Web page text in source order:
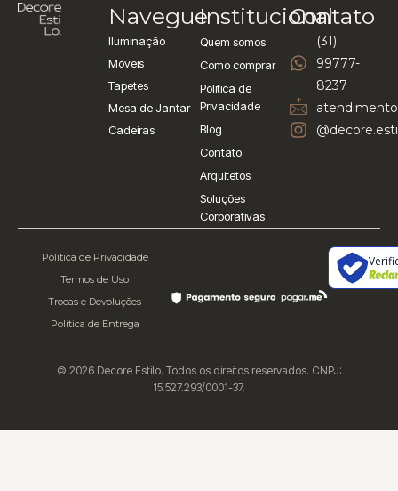
Navegue
Iluminação
Móveis
Tapetes
Mesa de Jantar
Cadeiras
Institucional
Quem somos
Como comprar
Politica de
Privacidade
Blog
Contato
Arquitetos
Soluções
Corporativas
Contato
(31)
99777-
8237
Política de Privacidade
Termos de Uso
Trocas e Devoluções
Política de Entrega
© 2026 Decore Estilo. Todos os direitos reservados. CNPJ:
15.527.293/0001-37.